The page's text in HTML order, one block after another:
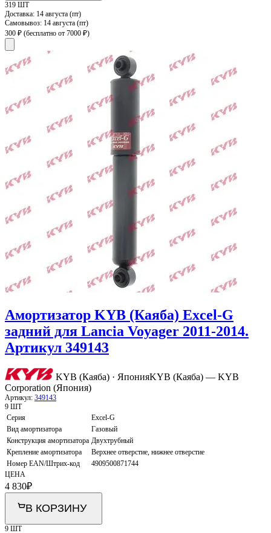
319 ШТ
Доставка: 14 августа (пт)
Самовывоз: 14 августа (пт)
300 ₽ (бесплатно от 7000 ₽)
Амортизатор KYB (Каяба) Excel-G
задний для Lancia Voyager 2011-2014.
Артикул 349143
KYB (Каяба) · ЯпонияKYB (Каяба) — KYB
Corporation (Япония)
Артикул: 349143
9 ШТ
Серия
Excel-G
Вид амортизатора
Газовый
Конструкция амортизатора Двухтрубный
Крепление амортизатора
Верхнее отверстие, нижнее отверстие
Номер EAN/Штрих-код
4909500871744
ЦЕНА
4 830₽
В КОРЗИНУ
9 ШТ